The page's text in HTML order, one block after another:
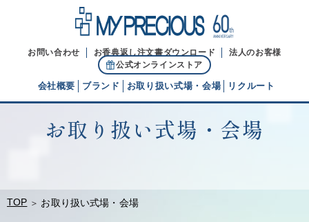
お問い合わせ お香典返し注文書ダウンロード
法人のお客様
公式オンラインストア
会社概要
代表ご挨拶
ブランド お取り扱い式場・会場 リクルート
お取り扱い式場・会場
TOP お取り扱い式場・会場